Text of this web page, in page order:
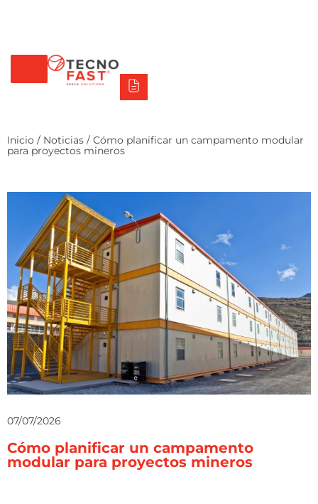
Inicio / Noticias / Cómo planificar un campamento modular
para proyectos mineros
07/07/2026
Cómo planificar un campamento
modular para proyectos mineros